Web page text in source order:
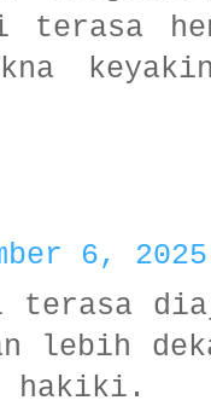
terasa
6,
lebih
hakiki.